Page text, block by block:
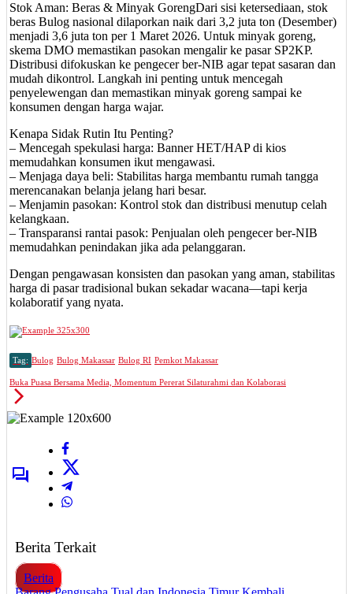
Stok Aman: Beras & Minyak GorengDari sisi ketersediaan, stok
beras Bulog nasional dilaporkan naik dari 3,2 juta ton (Desember)
menjadi 3,6 juta ton per 1 Maret 2026. Untuk minyak goreng,
skema DMO memastikan pasokan mengalir ke pasar SP2KP.
Distribusi difokuskan ke pengecer ber-NIB agar tepat sasaran dan
mudah dikontrol. Langkah ini penting untuk mencegah
penyelewengan dan memastikan minyak goreng sampai ke
konsumen dengan harga wajar.
Kenapa Sidak Rutin Itu Penting?
– Mencegah spekulasi harga: Banner HET/HAP di kios
memudahkan konsumen ikut mengawasi.
– Menjaga daya beli: Stabilitas harga membantu rumah tangga
merencanakan belanja jelang hari besar.
– Menjamin pasokan: Kontrol stok dan distribusi menutup celah
kelangkaan.
– Transparansi rantai pasok: Penjualan oleh pengecer ber-NIB
memudahkan penindakan jika ada pelanggaran.
Dengan pengawasan konsisten dan pasokan yang aman, stabilitas
harga di pasar tradisional bukan sekadar wacana—tapi kerja
kolaboratif yang nyata.
Tag: Bulog Bulog Makassar Bulog RI Pemkot Makassar
Buka Puasa Bersama Media, Momentum Pererat Silaturahmi dan Kolaborasi
Berita Terkait
Berita